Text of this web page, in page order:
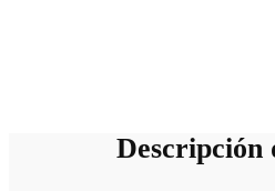
Descripción